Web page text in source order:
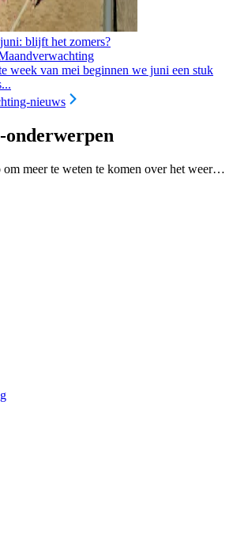
blijft het zomers?
week van mei beginnen we juni een stuk
nieuws
onderwerpen
om meer te weten te komen over het weer…